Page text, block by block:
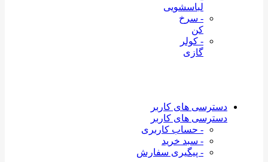
لباسشویی
- سرخ
کن
- کولر
گازی
دسترسی های کاربر
دسترسی های کاربر
- حساب کاربری
- سبد خرید
- پیگیری سفارش